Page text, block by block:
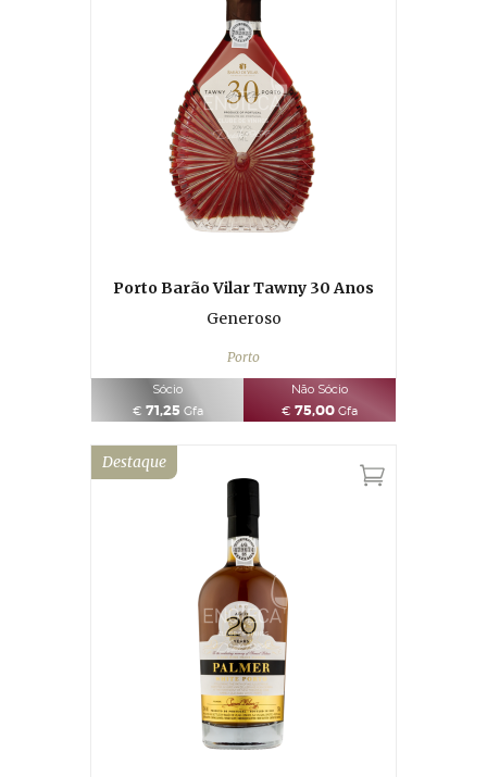
Porto Barão Vilar Tawny 30 Anos
Generoso
Porto
Sócio
€ 71,25 Gfa
Não Sócio
€ 75,00 Gfa
Destaque